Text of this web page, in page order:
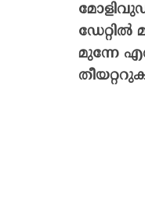
ഡേറ്റിൽ
മുന്നേ